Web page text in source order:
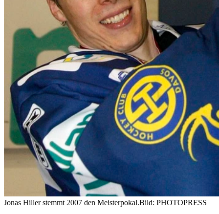
Jonas Hiller stemmt 2007 den Meisterpokal.Bild: PHOTOPRESS